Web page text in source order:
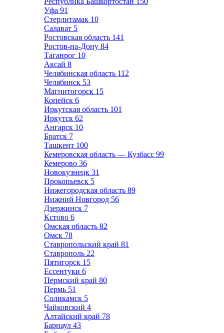
Уфа 91
Стерлитамак 10
Салават 5
Ростовская область 141
Ростов-на-Дону 84
Таганрог 10
Аксай 8
Челябинская область 112
Челябинск 53
Магнитогорск 15
Копейск 6
Иркутская область 101
Иркутск 62
Ангарск 10
Братск 7
Ташкент 100
Кемеровская область — Кузбасс 99
Кемерово 36
Новокузнецк 31
Прокопьевск 5
Нижегородская область 89
Нижний Новгород 56
Дзержинск 7
Кстово 6
Омская область 82
Омск 78
Ставропольский край 81
Ставрополь 22
Пятигорск 15
Ессентуки 6
Пермский край 80
Пермь 51
Соликамск 5
Чайковский 4
Алтайский край 78
Барнаул 43